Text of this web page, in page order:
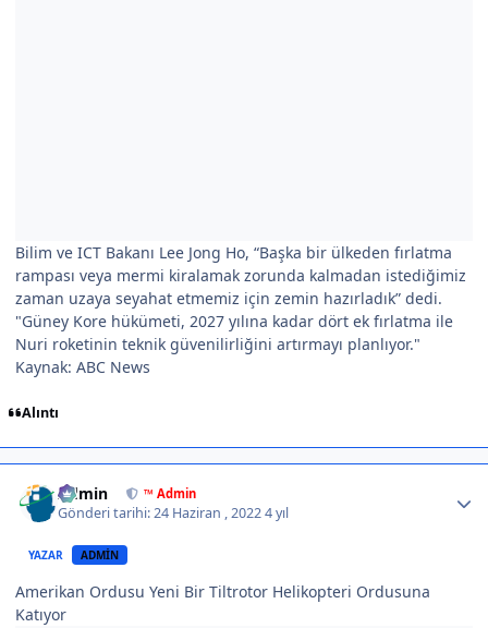
Bilim ve ICT Bakanı Lee Jong Ho, “Başka bir ülkeden fırlatma
rampası veya mermi kiralamak zorunda kalmadan istediğimiz
zaman uzaya seyahat etmemiz için zemin hazırladık” dedi.
"Güney Kore hükümeti, 2027 yılına kadar dört ek fırlatma ile
Nuri roketinin teknik güvenilirliğini artırmayı planlıyor."
Kaynak: ABC News
Alıntı
Admin ™ Admin
Gönderi tarihi:24 Haziran , 20224 yıl
YAZAR ADMIN
Amerikan Ordusu Yeni Bir Tiltrotor Helikopteri Ordusuna
Katıyor